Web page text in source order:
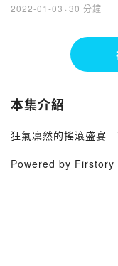
2022-01-03 · 30 分鐘
本集介紹
狂氣凜然的搖滾盛宴
Powered by Firstory